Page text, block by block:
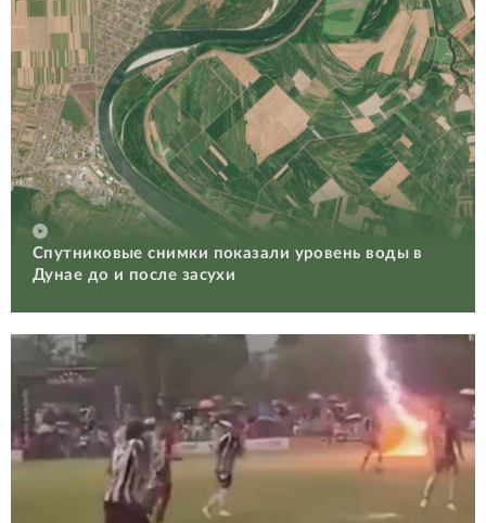
Спутниковые снимки показали уровень воды в
Дунае до и после засухи